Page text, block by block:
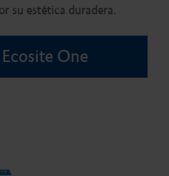
su estética duradera.
One